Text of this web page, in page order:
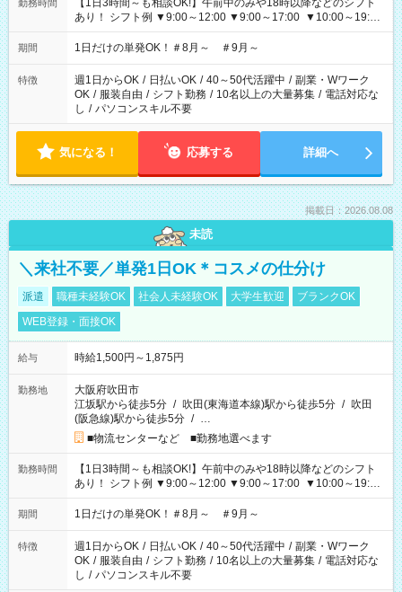
勤務時間
【1日3時間～も相談OK!】午前中のみや18時以降などのシフト
あり！ シフト例 ▼9:00～12:00 ▼9:00～17:00 ▼10:00～19:00
▼18:00～21:00
期間 1日だけの単発OK！＃8月～ ＃9月～
特徴 週1日からOK / 日払いOK / 40～50代活躍中 / 副業・Wワーク
OK / 服装自由 / シフト勤務 / 10名以上の大量募集 / 電話対応な
し / パソコンスキル不要
気になる！ 応募する 詳細へ
掲載日：2026.08.08
未読
＼来社不要／単発1日OK＊コスメの仕分け
派遣 職種未経験OK 社会人未経験OK 大学生歓迎
ブランクOK
WEB登録・面接OK
給与 時給1,500円～1,875円
勤務地
大阪府吹田市
江坂駅から徒歩5分 / 吹田(東海道本線)駅から徒歩5分 / 吹田
(阪急線)駅から徒歩5分 / …
■物流センターなど ■勤務地選べます
勤務時間
【1日3時間～も相談OK!】午前中のみや18時以降などのシフト
あり！ シフト例 ▼9:00～12:00 ▼9:00～17:00 ▼10:00～19:00
▼18:00～21:00
期間 1日だけの単発OK！＃8月～ ＃9月～
特徴 週1日からOK / 日払いOK / 40～50代活躍中 / 副業・Wワーク
OK / 服装自由 / シフト勤務 / 10名以上の大量募集 / 電話対応な
し / パソコンスキル不要